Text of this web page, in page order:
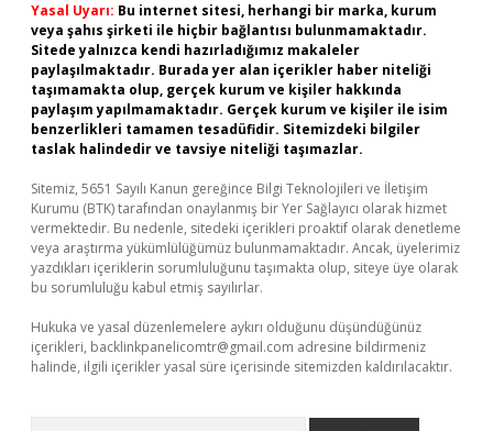
Yasal Uyarı: Bu internet sitesi, herhangi bir marka, kurum
veya şahıs şirketi ile hiçbir bağlantısı bulunmamaktadır.
Sitede yalnızca kendi hazırladığımız makaleler
paylaşılmaktadır. Burada yer alan içerikler haber niteliği
taşımamakta olup, gerçek kurum ve kişiler hakkında
paylaşım yapılmamaktadır. Gerçek kurum ve kişiler ile isim
benzerlikleri tamamen tesadüfidir. Sitemizdeki bilgiler
taslak halindedir ve tavsiye niteliği taşımazlar.
Sitemiz, 5651 Sayılı Kanun gereğince Bilgi Teknolojileri ve İletişim
Kurumu (BTK) tarafından onaylanmış bir Yer Sağlayıcı olarak hizmet
vermektedir. Bu nedenle, sitedeki içerikleri proaktif olarak denetleme
veya araştırma yükümlülüğümüz bulunmamaktadır. Ancak, üyelerimiz
yazdıkları içeriklerin sorumluluğunu taşımakta olup, siteye üye olarak
bu sorumluluğu kabul etmiş sayılırlar.
Hukuka ve yasal düzenlemelere aykırı olduğunu düşündüğünüz
içerikleri, backlinkpanelicomtr@gmail.com adresine bildirmeniz
halinde, ilgili içerikler yasal süre içerisinde sitemizden kaldırılacaktır.